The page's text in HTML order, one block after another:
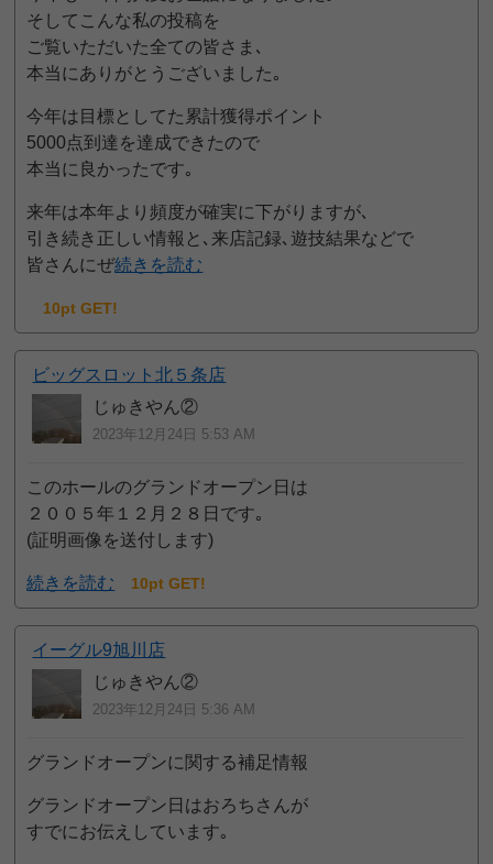
そしてこんな私の投稿を
ご覧いただいた全ての皆さま､
本当にありがとうございました｡
今年は目標としてた累計獲得ポイント
5000点到達を達成できたので
本当に良かったです｡
来年は本年より頻度が確実に下がりますが､
引き続き正しい情報と､来店記録､遊技結果などで
皆さんにぜ続きを読む
10pt GET!
ビッグスロット北５条店
じゅきやん②
2023年12月24日 5:53 AM
このホールのグランドオープン日は
２００５年１２月２８日です｡
(証明画像を送付します)
続きを読む 10pt GET!
イーグル9旭川店
じゅきやん②
2023年12月24日 5:36 AM
グランドオープンに関する補足情報
グランドオープン日はおろちさんが
すでにお伝えしています｡